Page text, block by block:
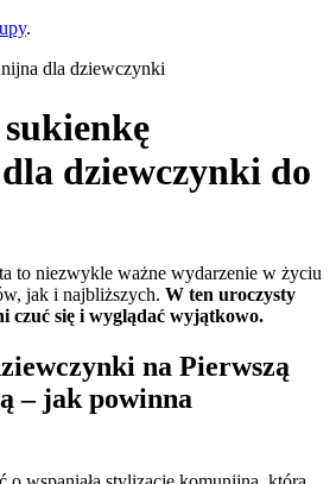
.
dziewczynki do
to niezwykle ważne wydarzenie w życiu
jak i najbliższych. W ten uroczysty
czuć się i wyglądać wyjątkowo.
na Pierwszą
– jak powinna